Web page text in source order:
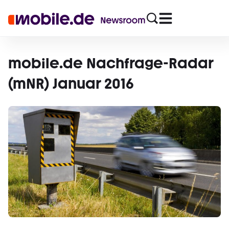
mobile.de Nachfrage-Radar
(mNR) Januar 2016